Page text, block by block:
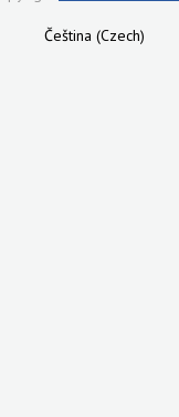
Čeština (Czech)